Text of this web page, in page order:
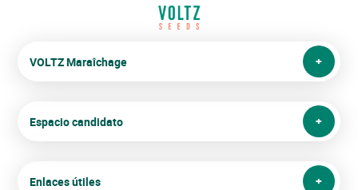
VOLTZ Maraîchage
Espacio candidato
Enlaces útiles